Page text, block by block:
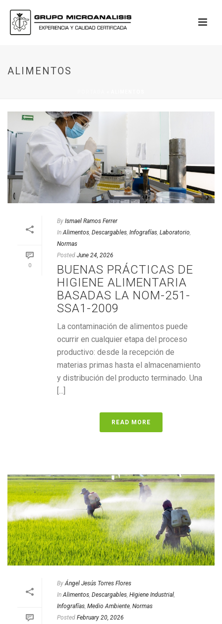
ALIMENTOS
0
By Ismael Ramos Ferrer
In Alimentos Descargables Infografías Laboratorio
Normas
Posted June 24, 2026
BUENAS PRÁCTICAS DE
HIGIENE ALIMENTARIA
BASADAS LA NOM-251-
SSA1-2009
La contaminación de alimentos puede
ocurrir en cualquier etapa del proceso
productivo: desde la recepción de
materias primas hasta el almacenamiento
y distribución del producto terminado. Una
[...]
READ MORE
By Ángel Jesús Torres Flores
In Alimentos, Descargables, Higiene Industrial,
Infografías, Medio Ambiente, Normas
Posted February 20, 2026